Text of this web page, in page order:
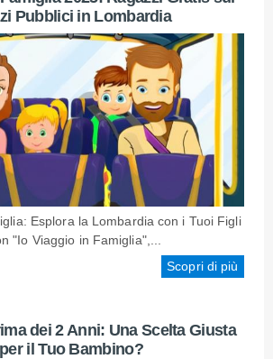
Pubblici in Lombardia
Esplora la Lombardia con i Tuoi Figli
"Io Viaggio in Famiglia",...
Scopri di più
dei 2 Anni: Una Scelta Giusta
per il Tuo Bambino?